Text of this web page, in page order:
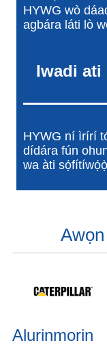
HYWG wò
agbára láti lò
Iwadi ati
HYWG ní ìrírí
dídára fún
wa àti
Alurinmorin